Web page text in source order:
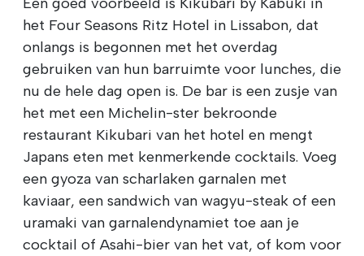
het Four Seasons Ritz Hotel in Lissabon, dat
onlangs is begonnen met het overdag
gebruiken van hun barruimte voor lunches, die
nu de hele dag open is. De bar is een zusje van
het met een Michelin-ster bekroonde
restaurant Kikubari van het hotel en mengt
Japans eten met kenmerkende cocktails. Voeg
een gyoza van scharlaken garnalen met
kaviaar, een sandwich van wagyu-steak of een
uramaki van garnalendynamiet toe aan je
cocktail of Asahi-bier van het vat, of kom voor